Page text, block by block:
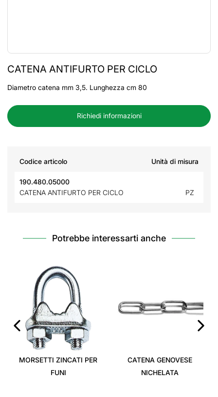
CATENA ANTIFURTO PER CICLO
Diametro catena mm 3,5. Lunghezza cm 80
Richiedi informazioni
Codice articolo Unità di misura
190.480.05000
CATENA ANTIFURTO PER CICLO
PZ
Potrebbe interessarti anche
MORSETTI ZINCATI PER
FUNI
CATENA GENOVESE
NICHELATA